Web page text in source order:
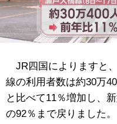
JR四国によりますと
線の利用者数は約30万
と比べて11％増加し、
の92％まで戻りました。